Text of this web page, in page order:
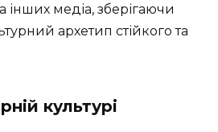
інших медіа, зберігаючи
архетип стійкого та
культурі